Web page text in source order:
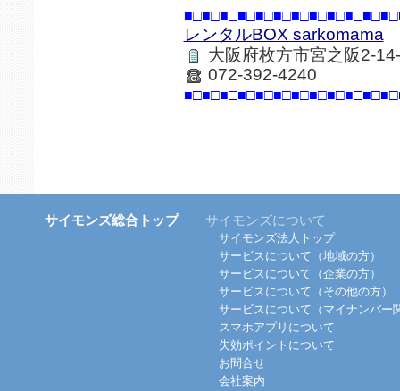
レンタルBOX sarkomama
大阪府枚方市宮之阪2-
072-392-4240
サイモンズ総合トップ サイモンズについて
サイモンズ法人トップ
サービスについて（地域の方）
サービスについて（企業の方）
サービスについて（その他の方）
サービスについて（マイナンバー
スマホアプリについて
失効ポイントについて
お問合せ
会社案内